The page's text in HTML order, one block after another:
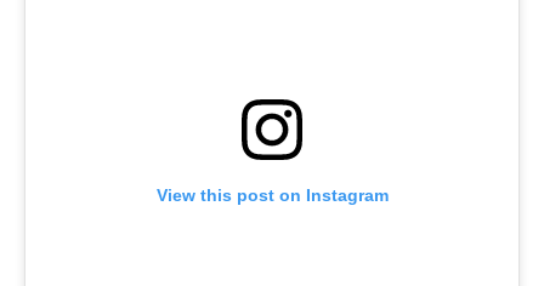
View this post on Instagram